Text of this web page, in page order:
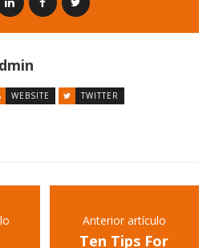
WEBSITE TWITTER
Anterior artículo
Ten Tips For